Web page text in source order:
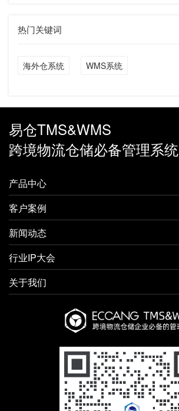
热门关键词
海外仓系统 WMS系统
易仓TMS&WMS
跨境物流仓储必备管理系统
产品中心
客户案例
新闻动态
行业IP大会
关于我们